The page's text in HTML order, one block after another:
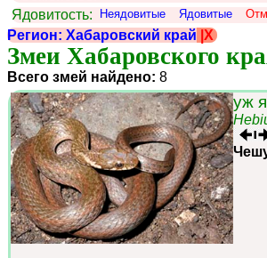
Ядовитость:
Неядовитые Ядовитые
Регион: Хабаровский край |X
Змеи Хабаровского
Всего змей найдено: 8
уж